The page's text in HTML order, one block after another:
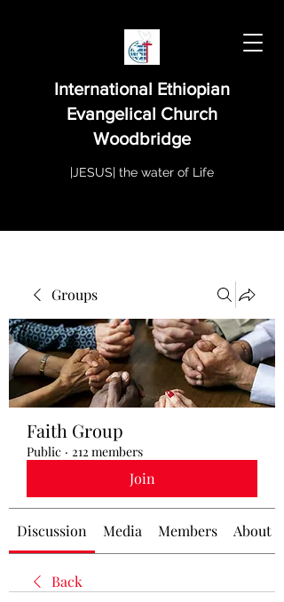
International Ethiopian
Evangelical Church
Woodbridge
|JESUS| the water of Life
Groups
Faith Group
Public · 212 members
Join
Discussion Media Members About
Back